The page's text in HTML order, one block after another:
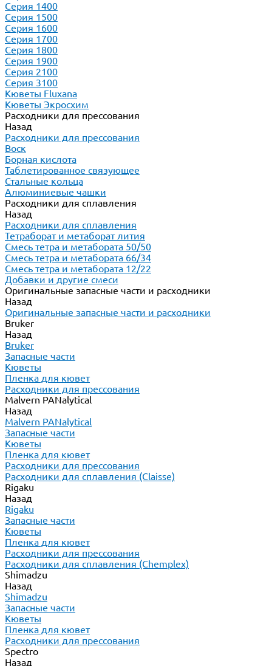
Серия 1400
Серия 1500
Серия 1600
Серия 1700
Серия 1800
Серия 1900
Серия 2100
Серия 3100
Кюветы Fluxana
Кюветы Экросхим
Расходники для прессования
Назад
Расходники для прессования
Воск
Борная кислота
Таблетированное связующее
Стальные кольца
Алюминиевые чашки
Расходники для сплавления
Назад
Расходники для сплавления
Тетраборат и метаборат лития
Смесь тетра и метабората 50/50
Смесь тетра и метабората 66/34
Смесь тетра и метабората 12/22
Добавки и другие смеси
Оригинальные запасные части и расходники
Назад
Оригинальные запасные части и расходники
Bruker
Назад
Bruker
Запасные части
Кюветы
Пленка для кювет
Расходники для прессования
Malvern PANalytical
Назад
Malvern PANalytical
Запасные части
Кюветы
Пленка для кювет
Расходники для прессования
Расходники для сплавления (Claisse)
Rigaku
Назад
Rigaku
Запасные части
Кюветы
Пленка для кювет
Расходники для прессования
Расходники для сплавления (Chemplex)
Shimadzu
Назад
Shimadzu
Запасные части
Кюветы
Пленка для кювет
Расходники для прессования
Spectro
Назад